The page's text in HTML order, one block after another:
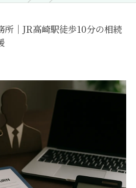
所｜JR高崎駅徒歩10分の相続